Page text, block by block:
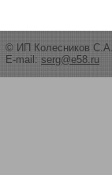
© ИП Колесников
E-mail: serg@e58.ru